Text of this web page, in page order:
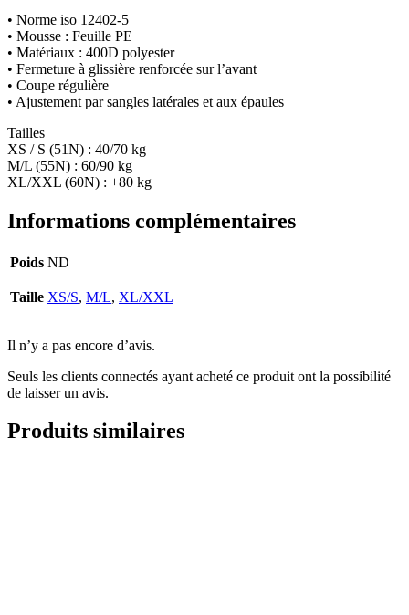
• Norme iso 12402-5
• Mousse : Feuille PE
• Matériaux : 400D polyester
• Fermeture à glissière renforcée sur l’avant
• Coupe régulière
• Ajustement par sangles latérales et aux épaules
Tailles
XS / S (51N) : 40/70 kg
M/L (55N) : 60/90 kg
XL/XXL (60N) : +80 kg
Informations complémentaires
Poids ND
Taille XS/S, M/L, XL/XXL
Il n’y a pas encore d’avis.
Seuls les clients connectés ayant acheté ce produit ont la possibilité
de laisser un avis.
Produits similaires